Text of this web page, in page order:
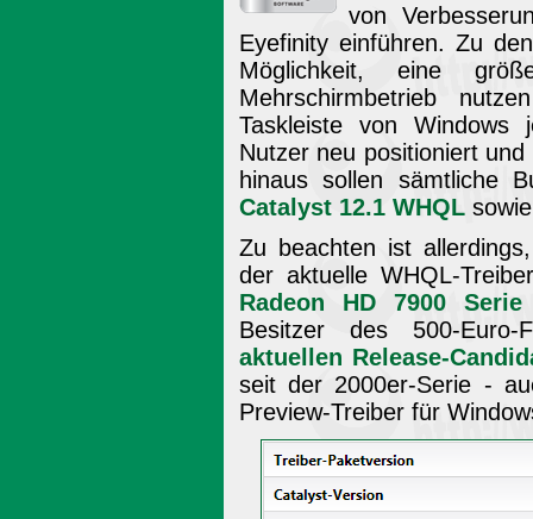
von
Eyefinity einführen. Zu
Möglichkeit, eine
Mehrschirmbetrieb
Taskleiste von
Nutzer neu positioniert
hinaus sollen sämtliche
Catalyst 12.1 WHQL
Zu beachten ist
der aktuelle WHQL-
Radeon HD 7900 Serie
Besitzer des 500-Euro-
aktuellen Release-
seit der 2000er-Serie -
Preview-Treiber für